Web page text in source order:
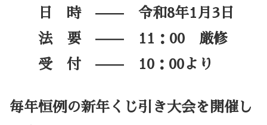
日 時 —— 令和8年1月3日
法 要 —— 11：00 厳修
受 付 —— 10：00より
毎年恒例の新年くじ引き大会を開催し